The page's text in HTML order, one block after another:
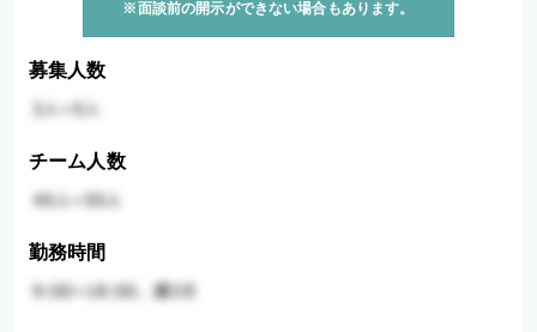
※面談前の開示ができない場合もあります。
募集人数
チーム人数
勤務時間